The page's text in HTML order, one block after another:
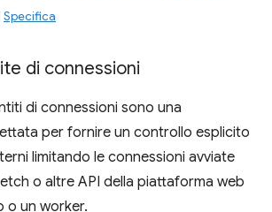
Specifica
di connessioni
di connessioni sono una
per fornire un controllo esplicito
limitando le connessioni avviate
o altre API della piattaforma web
o un worker.